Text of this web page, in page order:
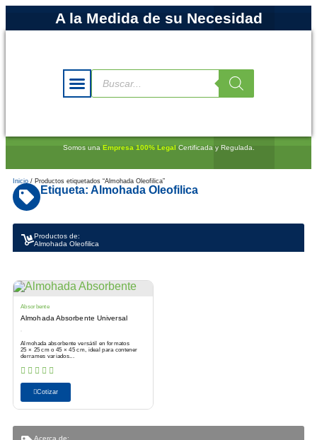
A la Medida de su Necesidad
Somos una Empresa 100% Legal Certificada y Regulada.
Inicio / Productos etiquetados “Almohada Oleofilica”
Etiqueta: Almohada Oleofilica
Productos de:
Almohada Oleofilica
Acerca de:
Absorbente
Almohada Absorbente Universal
Almohada absorbente versátil en formatos
25 × 25 cm o 45 × 45 cm, ideal para contener
derrames variados...
Cotizar